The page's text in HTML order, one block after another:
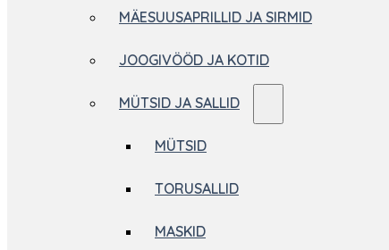
MÄESUUSAPRILLID JA SIRMID
JOOGIVÖÖD JA KOTID
MÜTSID JA SALLID
MÜTSID
TORUSALLID
MASKID